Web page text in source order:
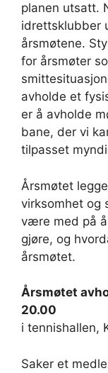
planen utsatt.
idrettsklubber
årsmøtene.
for årsmøter
avholde et
er å avholde
bane, der vi
tilpasset
Årsmøtet
virksomhet og
være med på
gjøre, og
årsmøtet.
Årsmøtet
20.00
i tennishallen,
Saker et